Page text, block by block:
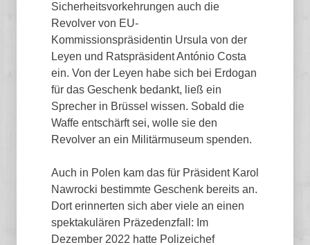
Sicherheitsvorkehrungen auch die
Revolver von EU-
Kommissionspräsidentin Ursula von der
Leyen und Ratspräsident António Costa
ein. Von der Leyen habe sich bei Erdogan
für das Geschenk bedankt, ließ ein
Sprecher in Brüssel wissen. Sobald die
Waffe entschärft sei, wolle sie den
Revolver an ein Militärmuseum spenden.
Auch in Polen kam das für Präsident Karol
Nawrocki bestimmte Geschenk bereits an.
Dort erinnerten sich aber viele an einen
spektakulären Präzedenzfall: Im
Dezember 2022 hatte Polizeichef